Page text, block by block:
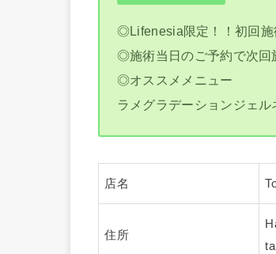
◎Lifenesia限定！！初回施
◎施術当日のご予約で次回
◎オススメメニュー
ラメグラデーションジェ
店名
住所